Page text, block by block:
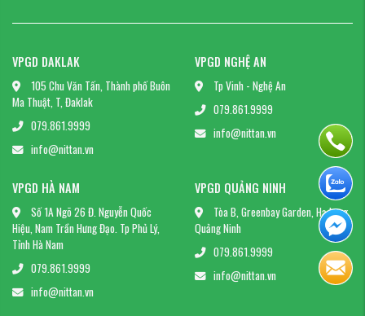
VPGD DAKLAK
105 Chu Văn Tấn, Thành phố Buôn
Ma Thuật, T, Đaklak
079.861.9999
info@nittan.vn
VPGD NGHỆ AN
Tp Vinh - Nghệ An
079.861.9999
info@nittan.vn
VPGD HÀ NAM
Số 1A Ngõ 26 Đ. Nguyễn Quốc
Hiệu, Nam Trần Hưng Đạo. Tp Phủ Lý,
Tỉnh Hà Nam
079.861.9999
info@nittan.vn
VPGD QUẢNG NINH
Tòa B, Greenbay Garden, Hạ Long,
Quảng Ninh
079.861.9999
info@nittan.vn